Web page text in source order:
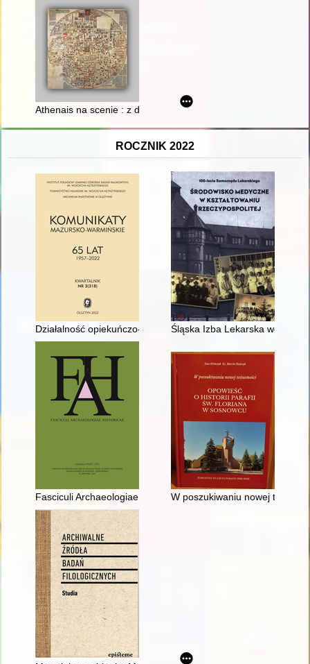
Athenais na scenie : z dziejów siedemnastowiecznej recepcji
ROCZNIK 2022
Działalność opiekuńczo-wychowawcza sióstr św. Katarzyny
Śląska Izba Lekarska wczoraj i
Fasciculi Archaeologiae Historicae. Fasc. 35 (2022)
W poszukiwaniu nowej